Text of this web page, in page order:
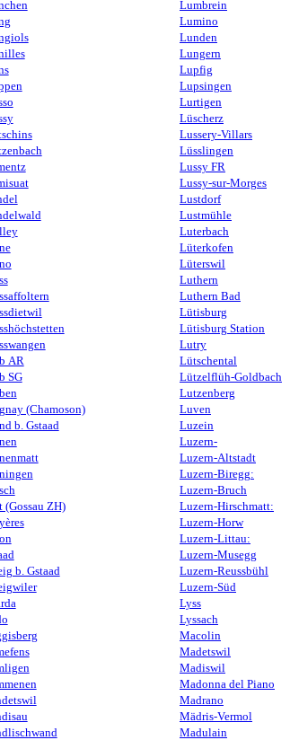
AR
SG
(Chamoson)
b. Gstaad
(Gossau ZH)
b. Gstaad
Lumbrein
Lumino
Lunden
Lungern
Lupfig
Lupsingen
Lurtigen
Lüscherz
Lussery-Villars
Lüsslingen
Lussy FR
Lussy-sur-Morges
Lustdorf
Lustmühle
Luterbach
Lüterkofen
Lüterswil
Luthern
Luthern Bad
Lütisburg
Lütisburg Station
Lutry
Lütschental
Lützelflüh-Goldbach
Lutzenberg
Luven
Luzein
Luzern-
Luzern-Altstadt
Luzern-Biregg:
Luzern-Bruch
Luzern-Hirschmatt:
Luzern-Horw
Luzern-Littau:
Luzern-Musegg
Luzern-Reussbühl
Luzern-Süd
Lyss
Lyssach
Macolin
Madetswil
Madiswil
Madonna del Piano
Madrano
Mädris-Vermol
Madulain